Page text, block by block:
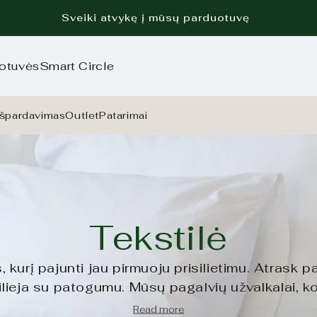
Sveiki atvykę į mūsų parduotuvę
Smart Circle
OutletPatarimai
K
o
Tekstilė
kurį pajunti jau pirmuoju prisilietimu. Atrask
su patogumu. Mūsų pagalvių užvalkalai,
pagaminti iš kokybiškų medžiagų – sukurti
Read more